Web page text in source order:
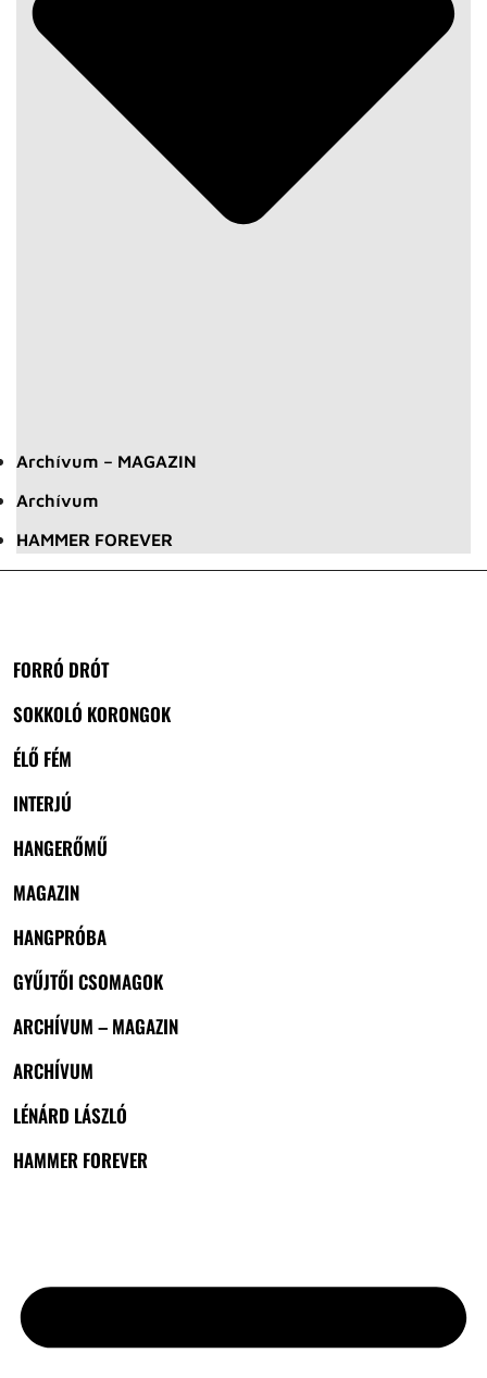
Archívum – MAGAZIN
Archívum
HAMMER FOREVER
FORRÓ DRÓT
SOKKOLÓ KORONGOK
ÉLŐ FÉM
INTERJÚ
HANGERŐMŰ
MAGAZIN
HANGPRÓBA
GYŰJTŐI CSOMAGOK
ARCHÍVUM – MAGAZIN
ARCHÍVUM
LÉNÁRD LÁSZLÓ
HAMMER FOREVER